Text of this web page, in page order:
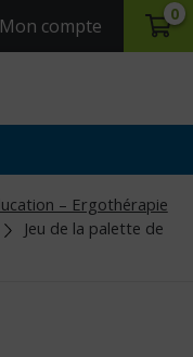
Mon compte
0
– Ergothérapie
Jeu de la palette de